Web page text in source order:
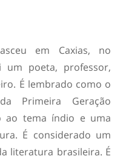
em Caxias, no
um poeta, professor,
É lembrado como o
Primeira Geração
ao tema índio e uma
É considerado um
literatura brasileira. É